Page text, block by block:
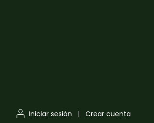
Iniciar sesión | Crear cuenta